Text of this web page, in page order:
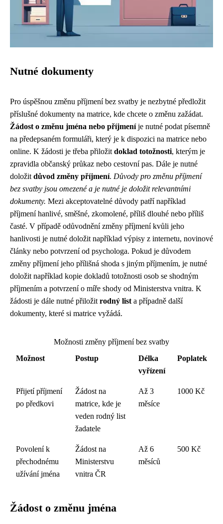
Nutné dokumenty
Pro úspěšnou změnu příjmení bez svatby je nezbytné předložit
příslušné dokumenty na matrice, kde chcete o změnu zažádat.
Žádost o změnu jména nebo příjmeníje nutné podat písemně
na předepsaném formuláři, který je k dispozici na matrice nebo
online. K žádosti je třeba přiložit doklad totožnosti, kterým je
zpravidla občanský průkaz nebo cestovní pas. Dále je nutné
doložit důvod změny příjmení. Důvody pro změnu příjmení
bez svatby jsou omezené a je nutné je doložit relevantními
dokumenty. Mezi akceptovatelné důvody patří například
příjmení hanlivé, směšné, zkomolené, příliš dlouhé nebo příliš
časté. V případě odůvodnění změny příjmení kvůli jeho
hanlivosti je nutné doložit například výpisy z internetu, novinové
články nebo potvrzení od psychologa. Pokud je důvodem
změny příjmení jeho přílišná shoda s jiným příjmením, je nutné
doložit například kopie dokladů totožnosti osob se shodným
příjmením a potvrzení o míře shody od Ministerstva vnitra. K
žádosti je dále nutné přiložit rodný list a případně další
dokumenty, které si matrice vyžádá.
Možnosti změny příjmení bez svatby
Možnost
Postup
Délka
vyřízení
Poplatek
Přijetí příjmení
po předkovi
Žádost na
matrice, kde je
veden rodný list
žadatele
Až 3
měsíce
1000 Kč
Povolení k
přechodnému
užívání jména
Žádost na
Ministerstvu
vnitra ČR
Až 6
měsíců
500 Kč
Žádost o změnu jména